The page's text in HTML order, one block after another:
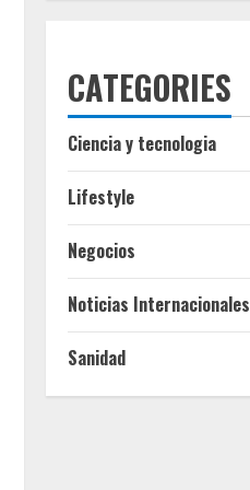
CATEGORIES
Ciencia y tecnologia
Lifestyle
Negocios
Noticias Internacionales
Sanidad